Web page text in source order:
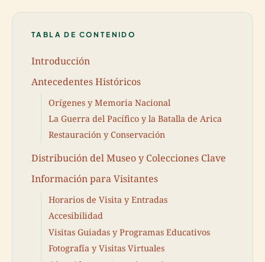
TABLA DE CONTENIDO
Introducción
Antecedentes Históricos
Orígenes y Memoria Nacional
La Guerra del Pacífico y la Batalla de Arica
Restauración y Conservación
Distribución del Museo y Colecciones Clave
Información para Visitantes
Horarios de Visita y Entradas
Accesibilidad
Visitas Guiadas y Programas Educativos
Fotografía y Visitas Virtuales